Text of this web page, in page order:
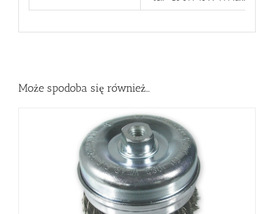
Może spodoba się również…